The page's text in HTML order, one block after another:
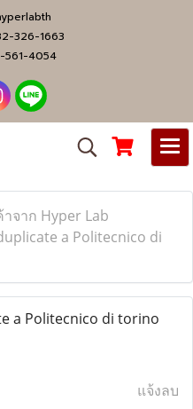
326-1663
561-4054
จาก Hyper Lab
a Politecnico di
a Politecnico di torino
แจ้งลบ